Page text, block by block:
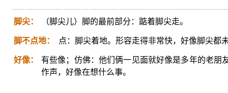
脚尖： （脚尖儿）脚的最前部分：踮着脚尖走。
脚不点地： 点：脚尖着地。形容走得非常快，好像脚尖都
好像：
有些像；仿佛：他们俩一见面就好像是多年的老朋
作声，好像在想什么事。